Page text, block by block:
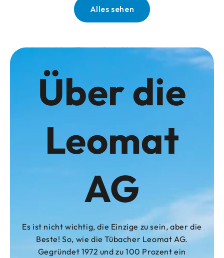
Alles sehen
Über die
Leomat
AG
Es ist nicht wichtig, die Einzige zu sein, aber die
Beste! So, wie die Tübacher Leomat AG.
Gegründet 1972 und zu 100 Prozent ein